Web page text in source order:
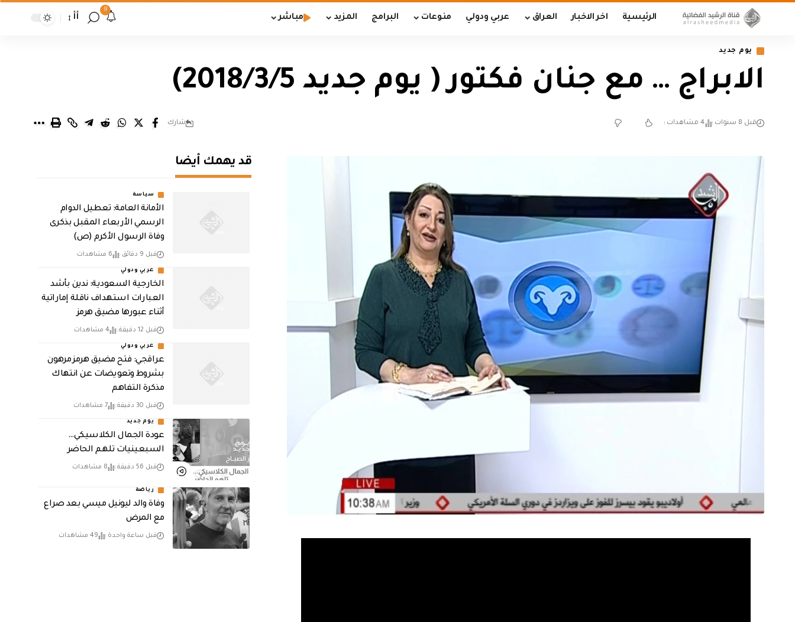
الرئيسية اخر الاخبار العراق عربي ودولي منوعات البرامج المزيد مباشر
9
أأ
يوم جديد
الابراج … مع جنان فكتور ( يوم جديد 2018/3/5)
قبل 8 سنوات 4 مشاهدات شارك
قد يهمك أيضا
سياسة
الأمانة العامة: تعطيل الدوام
الرسمي الأربعاء المقبل بذكرى
وفاة الرسول الأكرم (ص)
قبل 9 دقائق 6 مشاهدات
عربي ودولي
‏الخارجية السعودية: ندين بأشد
العبارات استهداف ناقلة إماراتية
أثناء عبورها مضيق هرمز
قبل 12 دقيقة 4 مشاهدات
عربي ودولي
عراقجي: فتح مضيق هرمز مرهون
بشروط وتعويضات عن انتهاك
مذكرة التفاهم
قبل 30 دقيقة 7 مشاهدات
يوم جديد
عودة الجمال الكلاسيكي…
السبعينيات تلهم الحاضر
قبل 56 دقيقة 8 مشاهدات
رياضة
وفاة والد ليونيل ميسي بعد صراع
مع المرض
قبل ساعة واحدة 49 مشاهدات